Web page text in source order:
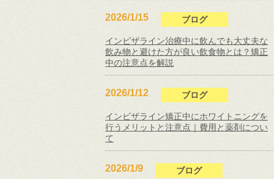
2026/1/15 ブログ
インビザライン治療中に飲んでも大丈夫な
飲み物と避けた方が良い飲食物とは？矯正
中の注意点を解説
2026/1/12 ブログ
インビザライン矯正中にホワイトニングを
行うメリットと注意点｜費用と薬剤につい
て
2026/1/9 ブログ